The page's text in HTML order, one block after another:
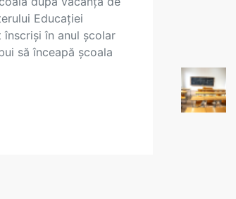
Educației
înscriși în anul școlar
să înceapă școala